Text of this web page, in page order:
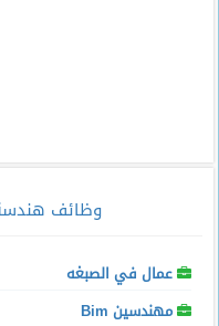
وظائف
عمال في الصبغه
مهندسين Bim